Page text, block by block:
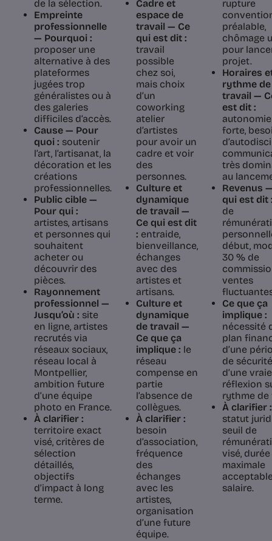
de la sélection.
Empreinte
professionnelle
— Pourquoi :
proposer une
alternative à des
plateformes
jugées trop
généralistes ou à
des galeries
difficiles d’accès.
Cause — Pour
quoi : soutenir
l’art, l’artisanat, la
décoration et les
créations
professionnelles.
Public cible —
Pour qui :
artistes, artisans
et personnes qui
souhaitent
acheter ou
découvrir des
pièces.
Rayonnement
professionnel —
Jusqu’où : site
en ligne, artistes
recrutés via
réseaux sociaux,
réseau local à
Montpellier,
ambition future
d’une équipe
photo en France.
À clarifier :
territoire exact
visé, critères de
sélection
détaillés,
objectifs
d’impact à long
terme.
Cadre et
espace de
travail — Ce
qui est dit :
travail
possible
chez soi,
mais choix
d’un
coworking
atelier
d’artistes
pour avoir un
cadre et voir
des
personnes.
Culture et
dynamique
de travail —
Ce qui est dit
: entraide,
bienveillance,
échanges
avec des
artistes et
artisans.
Culture et
dynamique
de travail —
Ce que ça
implique : le
réseau
compense en
partie
l’absence de
collègues.
À clarifier :
besoin
d’association,
fréquence
des
échanges
avec les
artistes,
organisation
d’une future
équipe.
rupture
préalable,
chômage
pour
projet.
Horaires
rythme de
travail —
est dit :
autonomie
forte,
très
au
Revenus
qui est dit
de
début,
30 % de
ventes
Ce que ça
implique :
nécessité
plan
d’une
de
d’une vraie
réflexion
rythme de
À clarifier :
statut
seuil de
visé, durée
maximale
salaire.